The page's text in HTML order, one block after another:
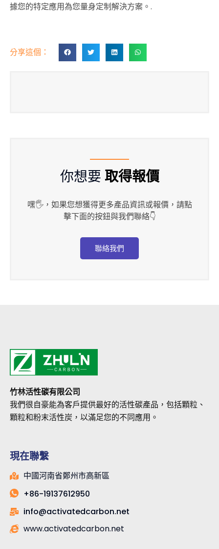
據您的特定應用為您量身定制解決方案。.
分享這個：
你想要 取得報價
嘿🖐，如果您想獲得更多產品資訊或報價，請點
擊下面的按鈕與我們聯絡👇
聯絡我們
竹林活性碳有限公司
我們很自豪能為客戶提供最好的活性碳產品，包括顆粒、
顆粒和粉末活性炭，以滿足您的不同應用。
現在聯繫
中國河南省鄭州市高新區
+86-19137612950
info@activatedcarbon.net
www.activatedcarbon.net